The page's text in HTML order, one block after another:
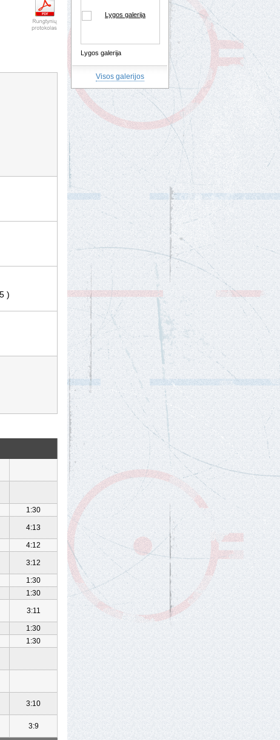
)
1:30
4:13
4:12
3:12
1:30
1:30
3:11
1:30
1:30
3:10
3:9
Lygos galerija
Visos galerijos